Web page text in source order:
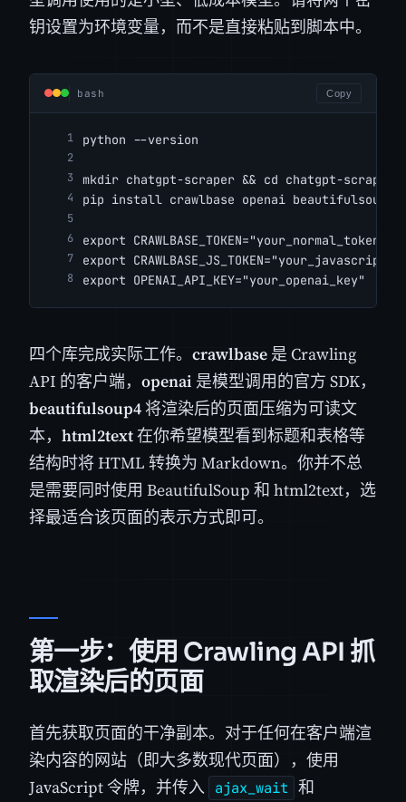
钥设置为环境变量，而不是直接粘贴到脚本中。
bash Copy
python --version
mkdir chatgpt-scraper && cd chatgpt-scraper
pip install crawlbase openai beautifulsoup4
export CRAWLBASE_TOKEN="your_normal_token"
export
export OPENAI_API_KEY="your_openai_key"
四个库完成实际工作。 crawlbase 是 Crawling
API 的客户端， openai 是模型调用的官方 SDK，
beautifulsoup4将渲染后的页面压缩为可读文
本， html2text在你希望模型看到标题和表格等
结构时将 HTML 转换为 Markdown。你并不总
是需要同时使用 BeautifulSoup 和 html2text，选
择最适合该页面的表示方式即可。
第一步：使用 Crawling API 抓
取渲染后的页面
首先获取页面的干净副本。对于任何在客户端渲
染内容的网站（即大多数现代页面），使用
JavaScript 令牌，并传入 ajax_wait 和